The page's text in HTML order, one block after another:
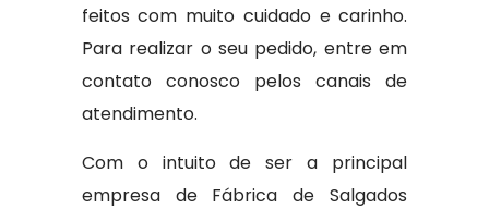
feitos com muito cuidado e carinho.
Para realizar o seu pedido, entre em
contato conosco pelos canais de
atendimento.
Com o intuito de ser a principal
empresa de Fábrica de Salgados